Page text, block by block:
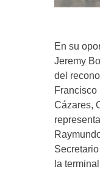
En su
Jeremy
del
Cázares,
la